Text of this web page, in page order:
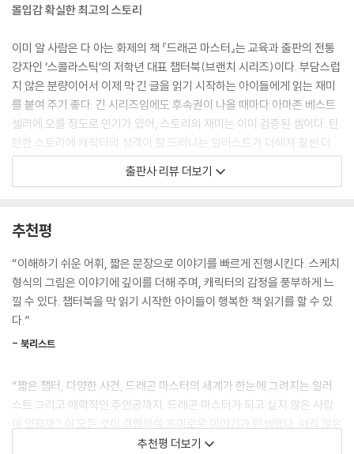
몰입감 확실한 최고의 스토리
이미 알 사람은 다 아는 화제의 책 『드래곤 마스터』는 교육과 출판의 전통
강자인 ‘스콜라스틱’의 저학년 대표 챕터북(브랜치 시리즈)이다. 부담스럽
지 않은 분량이어서 이제 막 긴 글을 읽기 시작하는 아이들에게 읽는 재미
를 붙여 주기 좋다. 긴 시리즈임에도 후속권이 나올 때마다 아마존 베스트
셀러에 오를 정도로 인기가 있어, 스토리의 재미는 이미 검증된 셈이다. 탄
탄한 스토리에 캐릭터의 성격이 잘 드러나는 일러스트가 더해져 훨씬 더
풍부한 책 읽기를 경험할 수 있다.
주요 인물과 드래곤이 바뀌며 궁금증을 일으킨다. 드래곤 마스터인 아이들
은 성격과 생김새, 고향까지 모두 달라서 다양한 개성이 드러나는 캐릭터
이며, 드래곤 마스터와 짝을 이루는 드래곤 또한 속성이나, 능력, 성격이
모두 달라서 자신과 맞는 드래곤을 찾는 재미도 느낄 수 있다. 이야기가 진
행될수록 새로운 드래곤과 마스터의 등장으로, 예측 불가능한 전개가 이루
- 아들과 함께 이 시리즈를 읽는 것을 좋아한다. 아들이 다섯 살 때 시작한
이 책은 일곱 살이 되어도 여전히 즐기고 있다.
- 《해리포터》를 읽을 준비가 되지 않은 아이들에게 적합한 판타지 책이다.
출판사 리뷰 더보기
추천평
“이해하기 쉬운 어휘, 짧은 문장으로 이야기를 빠르게 진행시킨다. 스케치
형식의 그림은 이야기에 깊이를 더해 주며, 캐릭터의 감정을 풍부하게 느
낄 수 있다. 챕터북을 막 읽기 시작한 아이들이 행복한 책 읽기를 할 수 있
다.”
- 북리스트
“짧은 챕터, 다양한 사건, 드래곤 마스터의 세계가 한눈에 그려지는 일러
스트 그리고 매력적인 주인공까지. 드래곤 마스터가 되고 싶지 않은 사람
이 있을까? 이 모든 것이 결합하여 흥미로운 이야기가 탄생했다. 아직 많은
이야기가 남아 있기 때문에 다음 권이 기다려지는 시리즈다.”
추천평 더보기